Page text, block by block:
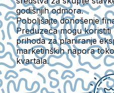
godišnjih odmora.
Poboljšajte donošenje
Preduzeća mogu
prihoda za planiranje
marketinških napora
kvartala.